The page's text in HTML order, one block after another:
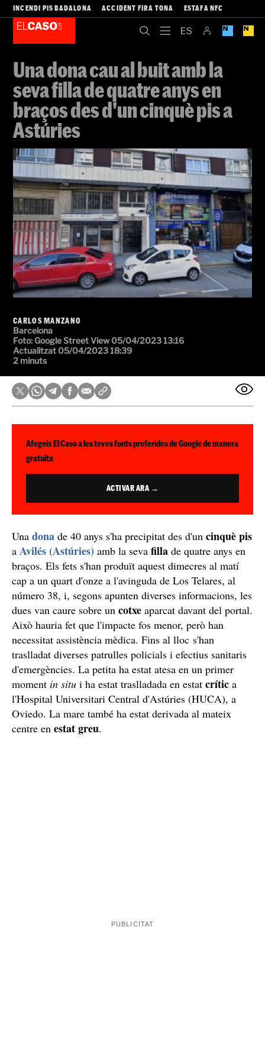
INCENDI PIS BADALONA ACCIDENT FIRA TONA ESTAFA NFC
Una dona cau al buit amb la
seva filla de quatre anys en
braços des d'un cinquè pis a
Astúries
CARLOS MANZANO
Barcelona
Foto:Google Street View 05/04/2023 13:16
Actualitzat 05/04/2023 18:39
2 minuts
Afegeix El Caso a les teves fonts preferides de Google de manera
gratuïta
ACTIVAR ARA →
Una dona de 40 anys s'ha precipitat des d'un cinquè pis
a Avilés (Astúries) amb la seva filla de quatre anys en
braços. Els fets s'han produït aquest dimecres al matí
cap a un quart d'onze a l'avinguda de Los Telares, al
número 38, i, segons apunten diverses informacions, les
dues van caure sobre un cotxe aparcat davant del portal.
Això hauria fet que l'impacte fos menor, però han
necessitat assistència mèdica. Fins al lloc s'han
traslladat diverses patrulles policials i efectius sanitaris
d'emergències. La petita ha estat atesa en un primer
moment in situ i ha estat traslladada en estat crític a
l'Hospital Universitari Central d'Astúries (HUCA), a
Oviedo. La mare també ha estat derivada al mateix
centre en estat greu.